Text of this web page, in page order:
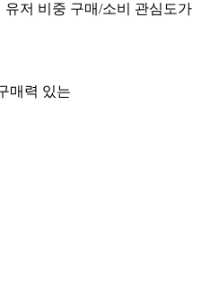
유저 비중 구매/소비 관심도가
매력 있는